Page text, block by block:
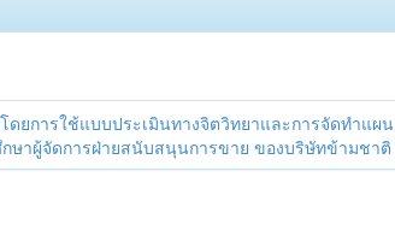
ยการใช้แบบประเมินทางจิตวิทยาและการจัดทำแผน
ษาผู้จัดการฝ่ายสนับสนุนการขาย ของบริษัทข้ามชาติ